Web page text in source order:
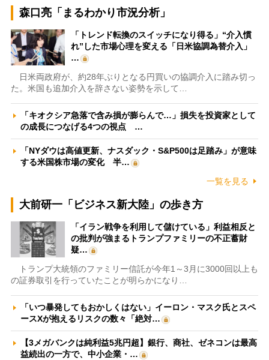
森口亮「まるわかり市況分析」
「トレンド転換のスイッチになり得る」“介入慣
れ”した市場心理を変える「日米協調為替介入」
…
日米両政府が、約28年ぶりとなる円買いの協調介入に踏み切っ
た。米国も追加介入を辞さない姿勢を示して…
「キオクシア急落で含み損が膨らんで…」損失を投資家として
の成長につなげる4つの視点 …
「NYダウは高値更新、ナスダック・S&P500は足踏み」が意味
する米国株市場の変化 半…
一覧を見る
大前研一「ビジネス新大陸」の歩き方
「イラン戦争を利用して儲けている」利益相反と
の批判が強まるトランプファミリーの不正蓄財
疑…
トランプ大統領のファミリー信託が今年1～3月に3000回以上も
の証券取引を行っていたことが明らかになり…
「いつ暴発してもおかしくはない」イーロン・マスク氏とスペ
ースXが抱えるリスクの数々「絶対…
【3メガバンクは純利益5兆円超】銀行、商社、ゼネコンは最高
益続出の一方で、中小企業・…